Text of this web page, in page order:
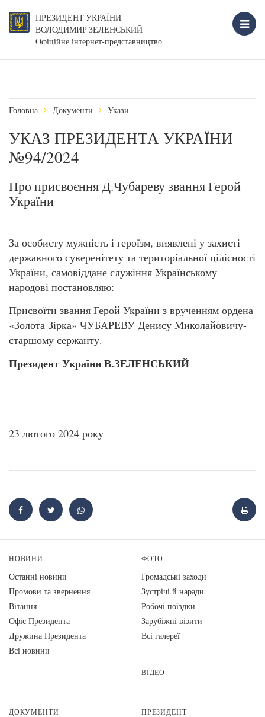
ПРЕЗИДЕНТ УКРАЇНИ
ВОЛОДИМИР ЗЕЛЕНСЬКИЙ
Офіційне інтернет-представництво
Головна Документи Укази
УКАЗ ПРЕЗИДЕНТА УКРАЇНИ
№94/2024
Про присвоєння Д.Чубареву звання Герой
України
За особисту мужність і героїзм, виявлені у захисті
державного суверенітету та територіальної цілісності
України, самовіддане служіння Українському
народові постановляю:
Присвоїти звання Герой України з врученням ордена
«Золота Зірка» ЧУБАРЕВУ Денису Миколайовичу-
старшому сержанту.
Президент України В.ЗЕЛЕНСЬКИЙ
23 лютого 2024 року
НОВИНИ
Останні новини
Промови та звернення
Вiтання
Офіс Президента
Дружина Президента
Всі новини
ФОТО
Громадські заходи
Зустрічі й наради
Робочі поїздки
Зарубіжні візити
Всі галереї
ВІДЕО
ДОКУМЕНТИ ПРЕЗИДЕНТ